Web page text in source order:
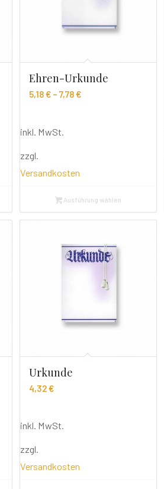
Ehren-Urkunde
5,18€– 7,78€
inkl. MwSt.
zzgl.
Versandkosten
Ausführung wählen
Urkunde
4,32€
inkl. MwSt.
zzgl.
Versandkosten